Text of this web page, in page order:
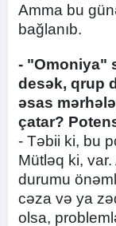
Amma bu
bağlanıb.
- "Omoniya"
desək, qrup
əsas
çatar?
- Təbii ki, bu
Mütləq ki,
durumu
cəza və ya
olsa,